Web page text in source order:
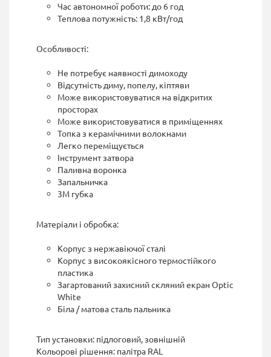
Час автономної роботи: до 6 год
Теплова потужність: 1,8 кВт/год
Особливості:
Не потребує наявності димоходу
Відсутність диму, попелу, кіптяви
Може використовуватися на відкритих
просторах
Може використовуватися в приміщеннях
Топка з керамічними волокнами
Легко переміщується
Інструмент затвора
Паливна воронка
Запальничка
3М губка
Матеріали і обробка:
Корпус з нержавіючої сталі
Корпус з високоякісного термостійкого
пластика
Загартований захисний скляний екран Optic
White
Біла / матова сталь пальника
Тип установки: підлоговий, зовнішній
Кольорові рішення: палітра RAL